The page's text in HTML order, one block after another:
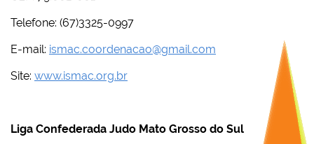
Telefone: (67)3325-0997
E-mail: ismac.coordenacao@gmail.com
Site: www.ismac.org.br
Liga Confederada Judo Mato Grosso do Sul